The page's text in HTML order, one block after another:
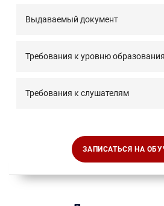
Выдаваемый документ
Требования к уровню образования
Требования к слушателям
ЗАПИСАТЬСЯ НА